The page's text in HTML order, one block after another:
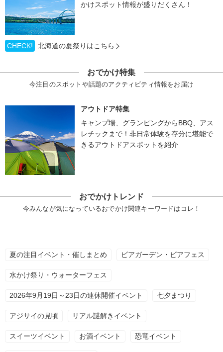
かけスポット情報が盛りだくさん！
CHECK! 北海道の夏祭りはこちら
おでかけ特集
今注目のスポットや話題のアクティビティ情報をお届け
アウトドア特集
キャンプ場、グランピングからBBQ、アス
レチックまで！非日常体験を存分に堪能で
きるアウトドアスポットを紹介
おでかけトレンド
今みんなが気になっているおでかけ関連キーワードはコレ！
夏の注目イベント・催しまとめ ビアガーデン・ビアフェス
水かけ祭り・ウォーターフェス
2026年9月19日～23日の連休開催イベント 七夕まつり
アジサイの見頃 リアル謎解きイベント
スイーツイベント お酒イベント 恐竜イベント